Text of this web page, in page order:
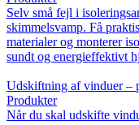
Selv små fejl i
skimmelsvamp. Få
materialer og monterer
sundt og energieffektivt
Udskiftning af vinduer –
Produkter
Når du skal udskifte